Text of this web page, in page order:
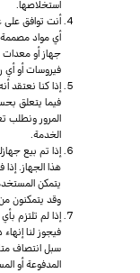
استخلاصها.
أنت توافق على
أي مواد مصممة
جهاز أو
فيروسات أو أي
إذا كنا نعتقد
فيما يتعلق
المرور ونطلب
الخدمة.
إذا تم بيع
هذا الجهاز.
يتمكن
وقد يتمكنون
إذا لم تلتزم
فيجوز لنا
سبل انتصاف
المدفوعة أو